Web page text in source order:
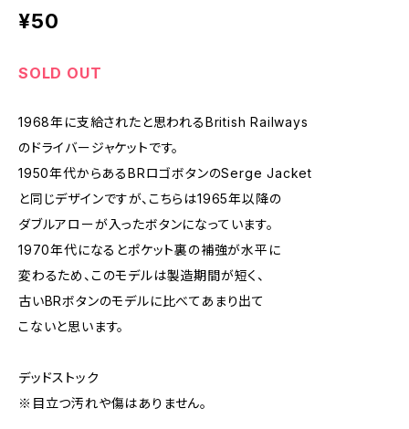
¥50
SOLD OUT
1968年に支給されたと思われるBritish Railways
のドライバージャケットです。
1950年代からあるBRロゴボタンのSerge Jacket
と同じデザインですが、こちらは1965年以降の
ダブルアローが入ったボタンになっています。
1970年代になるとポケット裏の補強が水平に
変わるため、このモデルは製造期間が短く、
古いBRボタンのモデルに比べてあまり出て
こないと思います。
デッドストック
※目立つ汚れや傷はありません。